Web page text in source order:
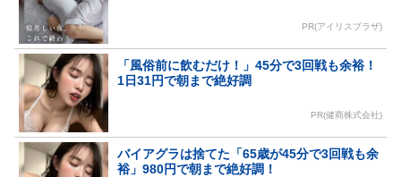
PR(アイリスプラザ)
「風俗前に飲むだけ！」45分で3回戦も余裕！
1日31円で朝まで絶好調
PR(健商株式会社)
バイアグラは捨てた「65歳が45分で3回戦も余
裕」980円で朝まで絶好調！